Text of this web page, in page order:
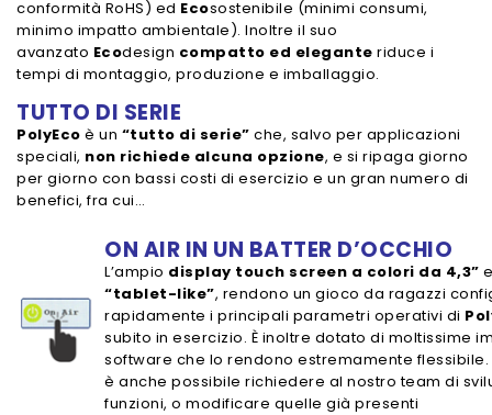
conformità RoHS) ed Ecosostenibile (minimi consumi,
minimo impatto ambientale). Inoltre il suo
avanzato Ecodesign compatto ed elegante riduce i
tempi di montaggio, produzione e imballaggio.
TUTTO DI SERIE
PolyEco è un “tutto di serie” che, salvo per applicazioni
speciali, non richiede alcuna opzione, e si ripaga giorno
per giorno con bassi costi di esercizio e un gran numero di
benefici, fra cui…
ON AIR IN UN BATTER D’OCCHIO
L’ampio display touch screen a colori da 4,3”
“tablet-like”, rendono un gioco da ragazzi
rapidamente i principali parametri operativi di
subito in esercizio. È inoltre dotato di moltissime
software che lo rendono estremamente flessibile.
è anche possibile richiedere al nostro team di
funzioni, o modificare quelle già presenti